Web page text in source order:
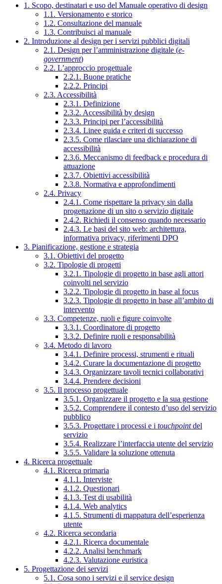
1. Scopo, destinatari e uso del Manuale operativo di design
1.1. Versionamento e storico
1.2. Consultazione del manuale
1.3. Contribuisci al manuale
2. Introduzione al design per i servizi pubblici digitali
2.1. Design per l’amministrazione digitale (e-
government)
2.2. L’approccio progettuale
2.2.1. Buone pratiche
2.2.2. Principi
2.3. Accessibilità
2.3.1. Definizione
2.3.2. Accessibilità by design
2.3.3. Principi per l’accessibilità
2.3.4. Linee guida e criteri di successo
2.3.5. Come rilasciare una dichiarazione di
accessibilità
2.3.6. Meccanismo di feedback e procedura di
attuazione
2.3.7. Obiettivi accessibilità
2.3.8. Normativa e approfondimenti
2.4. Privacy
2.4.1. Come rispettare la privacy sin dalla
progettazione di un sito o servizio digitale
2.4.2. Richiedi il consenso quando necessario
2.4.3. Le basi del sito web: architettura,
informativa privacy, riferimenti DPO
3. Pianificazione, gestione e strategia
3.1. Obiettivi del progetto
3.2. Tipologie di progetti
3.2.1. Tipologie di progetto in base agli attori
coinvolti nel servizio
3.2.2. Tipologie di progetto in base al focus
3.2.3. Tipologie di progetto in base all’ambito di
intervento
3.3. Competenze, ruoli e figure coinvolte
3.3.1. Coordinatore di progetto
3.3.2. Definire ruoli e responsabilità
3.4. Metodo di lavoro
3.4.1. Definire processi, strumenti e rituali
3.4.2. Curare la documentazione di progetto
3.4.3. Organizzare tavoli tecnici collaborativi
3.4.4. Prendere decisioni
3.5. Il processo progettuale
3.5.1. Organizzare il progetto e la sua gestione
3.5.2. Comprendere il contesto d’uso del servizio
pubblico
3.5.3. Progettare i processi e i touchpointdel
servizio
3.5.4. Realizzare l’interfaccia utente del servizio
3.5.5. Validare la soluzione ottenuta
4. Ricerca progettuale
4.1. Ricerca primaria
4.1.1. Interviste
4.1.2. Questionari
4.1.3. Test di usabilità
4.1.4. Web analytics
4.1.5. Strumenti di mappatura dell’esperienza
utente
4.2. Ricerca secondaria
4.2.1. Ricerca documentale
4.2.2. Analisi benchmark
4.2.3. Valutazione euristica
5. Progettazione dei servizi
5.1. Cosa sono i servizi e il service design